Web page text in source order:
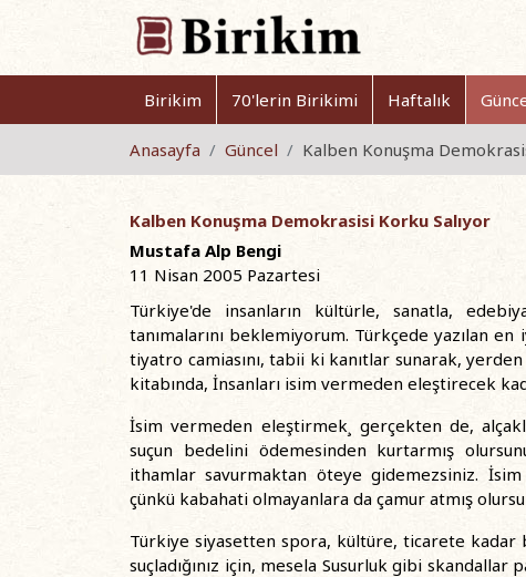
Birikim 70'lerin Birikimi Haftalık
Anasayfa Güncel Kalben Konuşma
Kalben Konuşma Demokrasisi Korku Salıyor
Mustafa Alp Bengi
11 Nisan 2005 Pazartesi
Türkiye'de insanların kültürle, sanatla,
tanımalarını beklemiyorum. Türkçede yazılan
tiyatro camiasını, tabii ki kanıtlar sunarak,
kitabında, İnsanları isim vermeden eleştirecek
İsim vermeden eleştirmek¸ gerçekten de,
suçun bedelini ödemesinden kurtarmış
ithamlar savurmaktan öteye gidemezsiniz. İsim
çünkü kabahati olmayanlara da çamur atmış
Türkiye siyasetten spora, kültüre, ticarete kadar
suçladığınız için, mesela Susurluk gibi skandallar